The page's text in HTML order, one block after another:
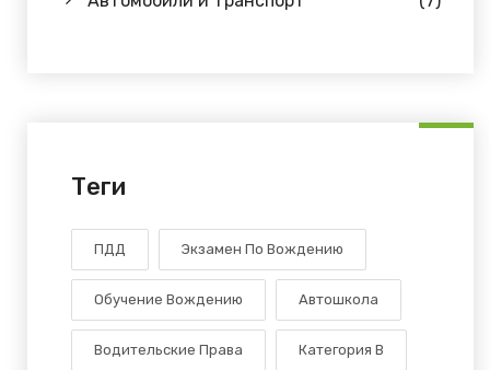
Теги
ПДД Экзамен По Вождению
Обучение Вождению Автошкола
Водительские Права Категория В